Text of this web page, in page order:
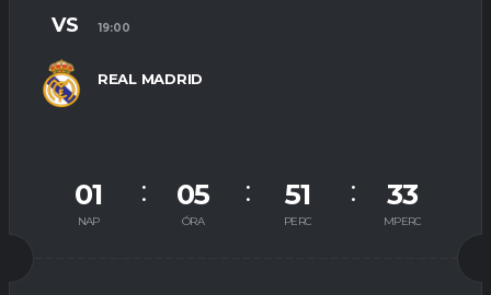
REAL MADRID
VS 19:00
01
NAP
05
ÓRA
51
PERC
33
MPERC